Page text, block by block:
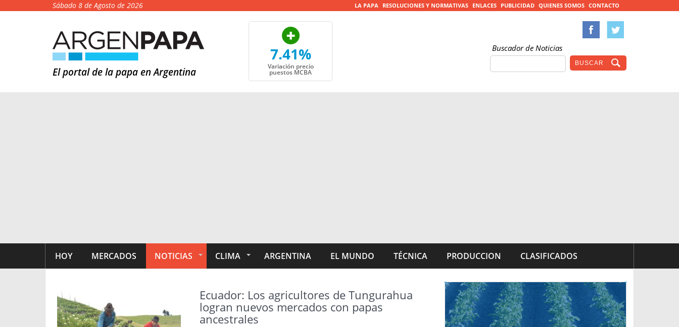
Sábado 8 de Agosto de 2026 LA PAPA RESOLUCIONES Y NORMATIVAS ENLACES PUBLICIDAD QUIENES SOMOS CONTACTO
El portal de la papa en Argentina
7.41%
Variación precio
puestos MCBA
Buscador de Noticias
HOY MERCADOS NOTICIAS CLIMA ARGENTINA EL MUNDO TÉCNICA PRODUCCION CLASIFICADOS
Ecuador: Los agricultores de Tungurahua
logran nuevos mercados con papas
ancestrales